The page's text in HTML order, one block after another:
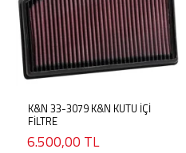
K&N 33-3079 K&N KUTU İÇİ
FİLTRE
6.500,00 TL